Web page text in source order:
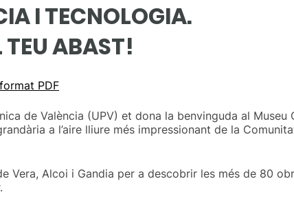
I TECNOLOGIA.
TEU ABAST!
PDF
de València (UPV) et dona la benvinguda al Museu
a l’aire lliure més impressionant de la
Vera, Alcoi i Gandia per a descobrir les més de 80